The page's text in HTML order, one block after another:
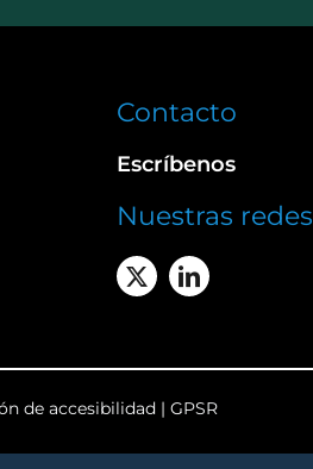
Contacto
Escríbenos
Nuestras redes
de accesibilidad| GPSR